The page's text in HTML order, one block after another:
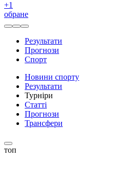
+1
обране
Результати
Прогнози
Спорт
Новини спорту
Результати
Турніри
Статті
Прогнози
Трансфери
топ